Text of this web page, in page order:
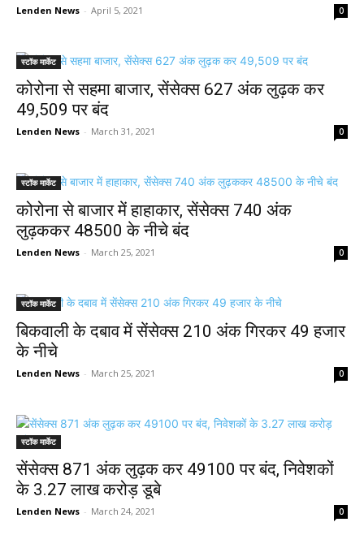
Lenden News - April 5, 2021 0
स्टॉक मार्केट
कोरोना से सहमा बाजार, सेंसेक्स 627 अंक लुढ़क कर
49,509 पर बंद
Lenden News - March 31, 2021 0
स्टॉक मार्केट
कोरोना से बाजार में हाहाकार, सेंसेक्स 740 अंक
लुढ़ककर 48500 के नीचे बंद
Lenden News - March 25, 2021 0
स्टॉक मार्केट
बिकवाली के दबाव में सेंसेक्स 210 अंक गिरकर 49 हजार
के नीचे
Lenden News - March 25, 2021 0
स्टॉक मार्केट
सेंसेक्स 871 अंक लुढ़क कर 49100 पर बंद, निवेशकों
के 3.27 लाख करोड़ डूबे
Lenden News - March 24, 2021 0